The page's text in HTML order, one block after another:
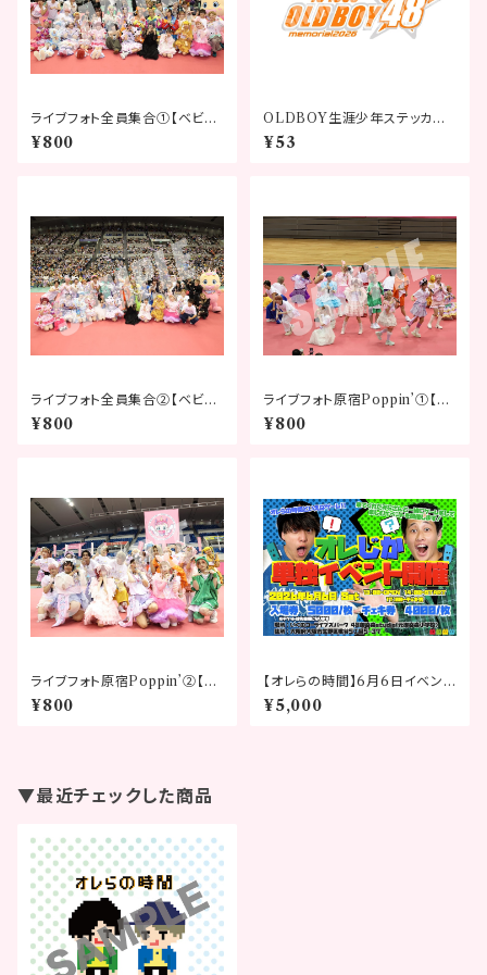
ライブフォト全員集合①【ベビタ
ピフェスティバル2026】
¥800
OLDBOY生涯少年ステッカー
~memorial 2026~
¥53
ライブフォト全員集合②【ベビタ
ピフェスティバル2026】
¥800
ライブフォト原宿Poppin’①【ベ
ビタピフェスティバル2026】
¥800
ライブフォト原宿Poppin’②【ベ
ビタピフェスティバル2026】
¥800
【オレらの時間】6月6日イベント
チケット
¥5,000
▼最近チェックした商品